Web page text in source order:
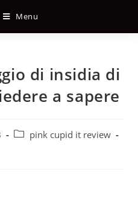
Menu
di insidia di
a sapere
Postpink cupid it review